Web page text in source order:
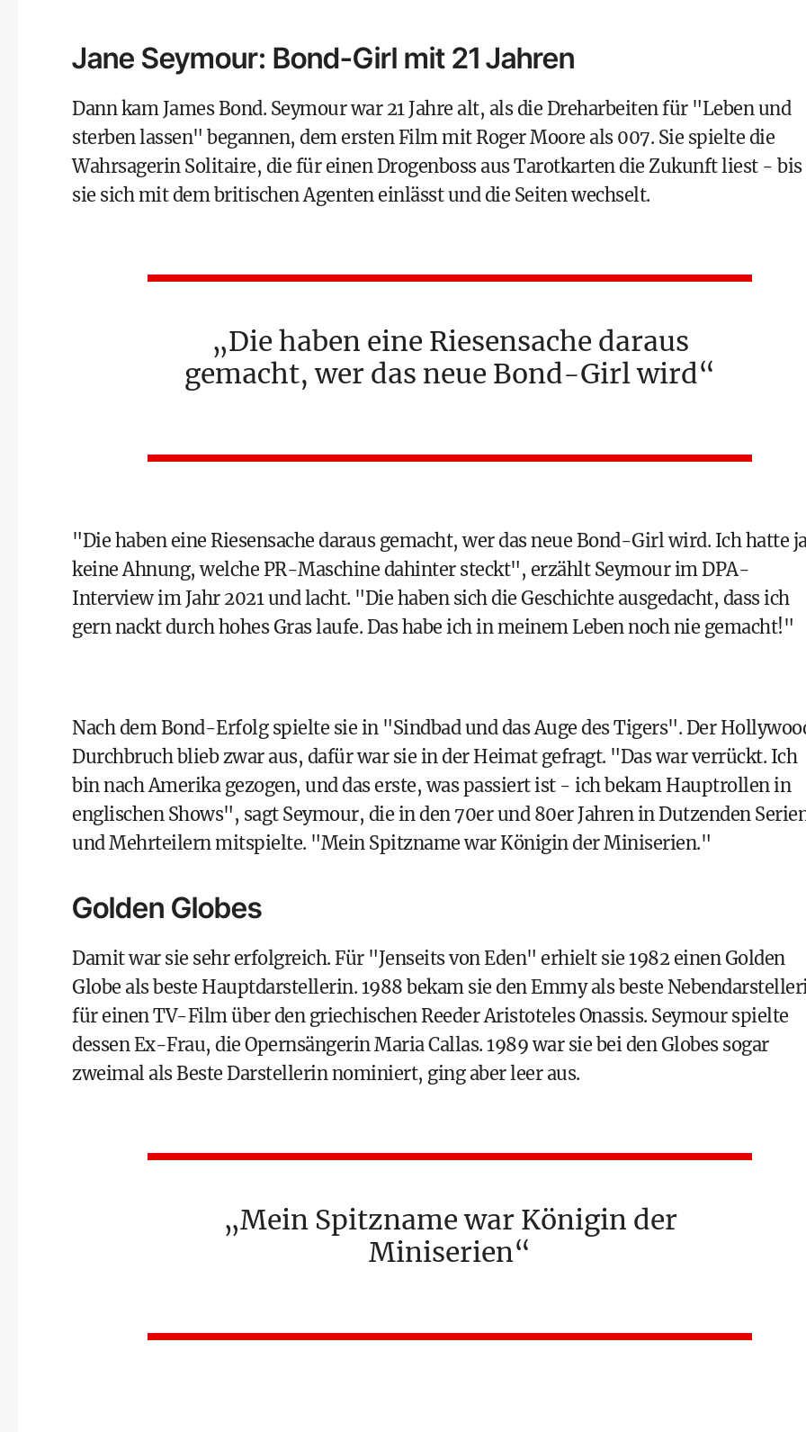
Jane Seymour: Bond-Girl mit 21 Jahren
Dann kam James Bond. Seymour war 21 Jahre alt, als die Dreharbeiten für "Leben und
sterben lassen" begannen, dem ersten Film mit Roger Moore als 007. Sie spielte die
Wahrsagerin Solitaire, die für einen Drogenboss aus Tarotkarten die Zukunft liest - bis
sie sich mit dem britischen Agenten einlässt und die Seiten wechselt.
Die haben eine Riesensache daraus
gemacht, wer das neue Bond-Girl wird
"Die haben eine Riesensache daraus gemacht, wer das neue Bond-Girl wird. Ich hatte
keine Ahnung, welche PR-Maschine dahinter steckt", erzählt Seymour im DPA-
Interview im Jahr 2021 und lacht. "Die haben sich die Geschichte ausgedacht, dass ich
gern nackt durch hohes Gras laufe. Das habe ich in meinem Leben noch nie gemacht!"
Nach dem Bond-Erfolg spielte sie in "Sindbad und das Auge des Tigers". Der
Durchbruch blieb zwar aus, dafür war sie in der Heimat gefragt. "Das war verrückt. Ich
bin nach Amerika gezogen, und das erste, was passiert ist - ich bekam Hauptrollen in
englischen Shows", sagt Seymour, die in den 70er und 80er Jahren in Dutzenden
und Mehrteilern mitspielte. "Mein Spitzname war Königin der Miniserien."
Golden Globes
Damit war sie sehr erfolgreich. Für "Jenseits von Eden" erhielt sie 1982 einen Golden
Globe als beste Hauptdarstellerin. 1988 bekam sie den Emmy als beste
für einen TV-Film über den griechischen Reeder Aristoteles Onassis. Seymour spielte
dessen Ex-Frau, die Opernsängerin Maria Callas. 1989 war sie bei den Globes sogar
zweimal als Beste Darstellerin nominiert, ging aber leer aus.
Mein Spitzname war Königin der
Miniserien